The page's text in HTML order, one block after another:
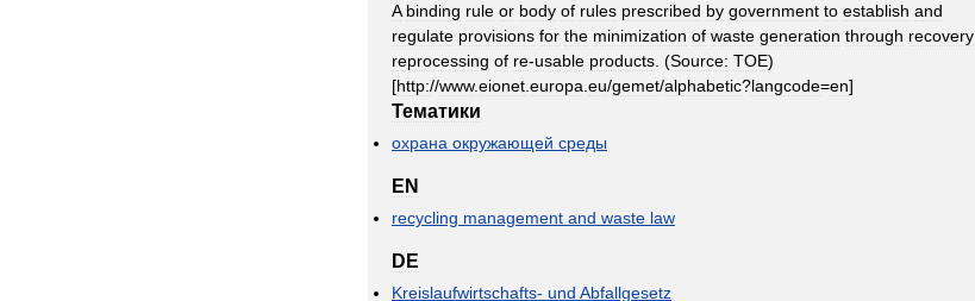
A binding rule or body of rules prescribed by government to establish and
regulate provisions for the minimization of waste generation through recovery
reprocessing of re-usable products . (Source: TOE)
[http://www.eionet europa eu/gemet/alphabetic?langcode=en]
Тематики
охрана окружающей среды
EN
recycling management and waste law
DE
Kreislaufwirtschafts- und Abfallgesetz